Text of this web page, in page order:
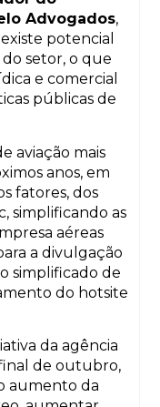
Advogados,
potencial
setor, o que
e comercial
públicas de
aviação mais
anos, em
fatores, dos
simplificando as
aéreas
a divulgação
simplificado de
do hotsite
da agência
de outubro,
aumento da